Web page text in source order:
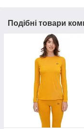
Подібні товари